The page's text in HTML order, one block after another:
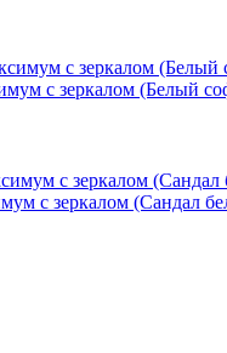
с зеркалом (Белый
с зеркалом (Сандал